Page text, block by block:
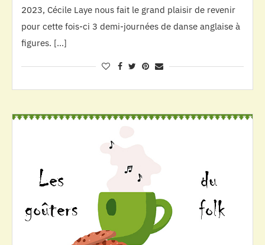
2023, Cécile Laye nous fait le grand plaisir de revenir
pour cette fois-ci 3 demi-journées de danse anglaise à
figures. […]